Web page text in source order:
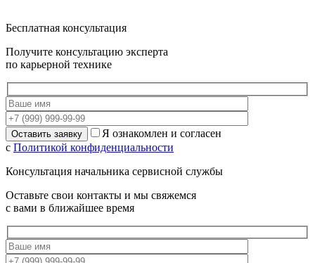
Бесплатная консультация
Получите консультацию эксперта
по карьерной технике
Я ознакомлен и согласен
с Политикой конфиденциальности
Консультация начальника сервисной службы
Оставьте свои контакты и мы свяжемся
с вами в ближайшее время